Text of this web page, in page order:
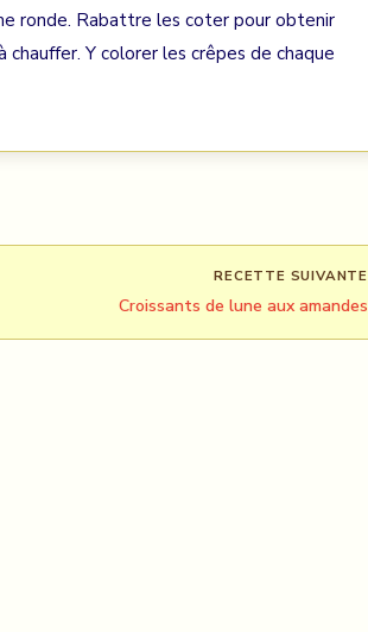
ronde. Rabattre les coter pour obtenir
Y colorer les crêpes de chaque
RECETTE SUIVANTE
Croissants de lune aux amandes